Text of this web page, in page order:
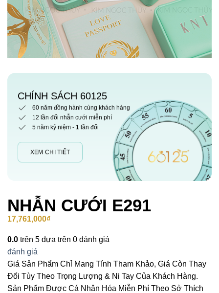
CHÍNH SÁCH 60125
60 năm đồng hành cùng khách hàng
12 lần đổi nhẫn cưới miễn phí
5 năm kỷ niệm - 1 lần đổi
XEM CHI TIẾT
NHẪN CƯỚI E291
17,761,000₫
0.0 trên 5 dựa trên 0 đánh giá
đánh giá
Giá Sản Phẩm Chỉ Mang Tính Tham Khảo, Giá Còn Thay
Đổi Tùy Theo Trọng Lượng & Ni Tay Của Khách Hàng.
Sản Phẩm Được Cá Nhân Hóa Miễn Phí Theo Sở Thích